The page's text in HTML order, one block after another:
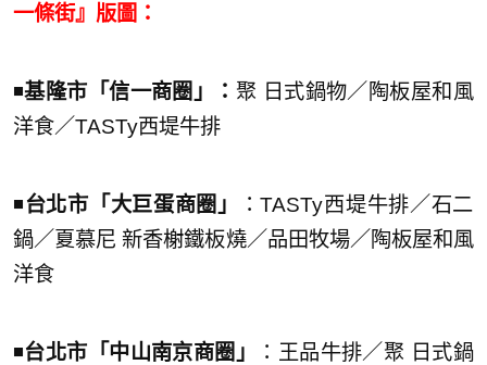
一條街』版圖：
◾️基隆市「信一商圈」： 聚 日式鍋物／陶板屋和風
洋食／TASTy西堤牛排
◾️台北市「大巨蛋商圈」
：TASTy西堤牛排／石二
鍋／夏慕尼 新香榭鐵板燒／品田牧場／陶板屋和風
洋食
◾️台北市「中山南京商圈」
：王品牛排／聚 日式鍋